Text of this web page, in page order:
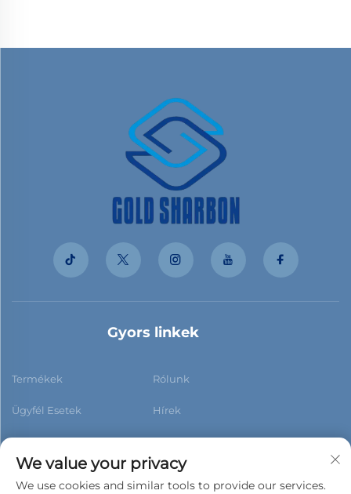
Gyors linkek
Termékek Rólunk
Ügyfél Esetek Hírek
Kapcsolat Blog
We value your privacy
We use cookies and similar tools to provide our services.